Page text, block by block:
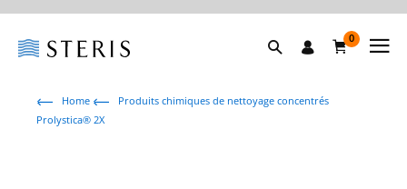
0
Home
Produits chimiques de nettoyage concentrés
Prolystica® 2X